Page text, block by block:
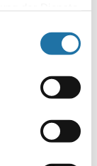
Erforderliche